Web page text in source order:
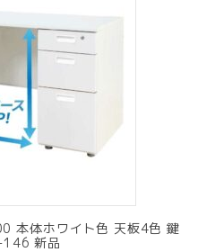
本体ホワイト色 天板4色 鍵
146 新品